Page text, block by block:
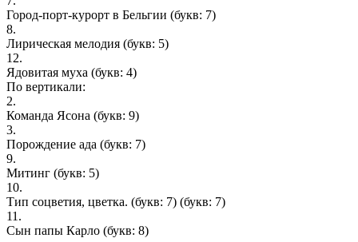
Город-порт-курорт в Бельгии (букв: 7)
8.
Лирическая мелодия (букв: 5)
12.
Ядовитая муха (букв: 4)
По вертикали:
2.
Команда Ясона (букв: 9)
3.
Порождение ада (букв: 7)
9.
Митинг (букв: 5)
10.
Тип соцветия, цветка. (букв: 7) (букв: 7)
11.
Сын папы Карло (букв: 8)